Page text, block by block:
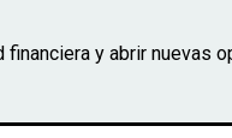
y abrir nuevas